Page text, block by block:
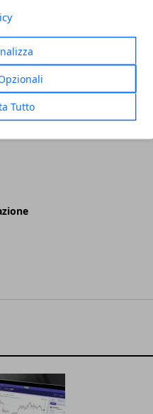
Tutto
Offerte telefoniche: le
mobile del